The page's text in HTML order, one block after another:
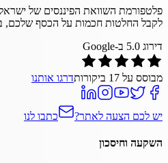
פלטפורמת השוואת הפיננסים של
לקבל החלטות חכמות על הכסף שלכם,
דירוג 5.0 ב-Google
מבוסס על 17 ביקורותדרגו אותנו
יש לכם הצעה לאתר? כתבו לנו
השקעה וחיסכון